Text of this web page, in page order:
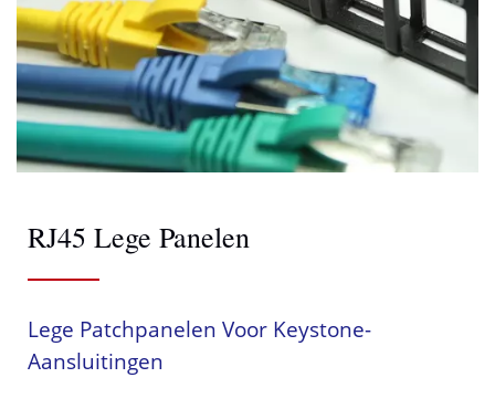
RJ45 Lege Panelen
Lege Patchpanelen Voor Keystone-
Aansluitingen